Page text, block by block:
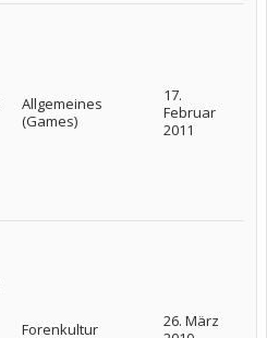
Allgemeines
(Games)
17.
Februar
2011
Forenkultur
26. März